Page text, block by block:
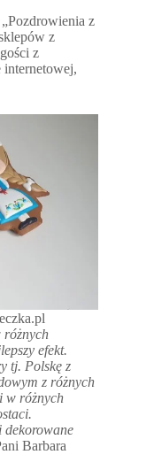
z
z
z
internetowej,
różnych
efekt.
tj. Polskę z
z różnych
w różnych
dekorowane
Barbara